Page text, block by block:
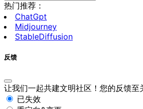
热门推荐：
ChatGpt
Midjourney
StableDiffusion
反馈
让我们一起共建文明社区！您的反馈至
已失效